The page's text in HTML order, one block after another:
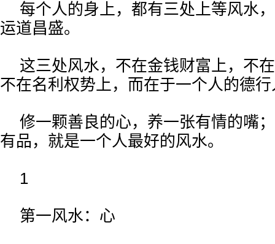
每个人的身上，都有三处上等风水
运道昌盛。
这三处风水，不在金钱财富上，不
不在名利权势上，而在于一个人的德
修一颗善良的心，养一张有情的嘴
有品，就是一个人最好的风水。
1
第一风水：心